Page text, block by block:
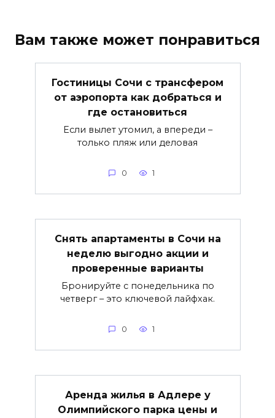
Вам также может понравиться
Гостиницы Сочи с трансфером
от аэропорта как добраться и
где остановиться
Если вылет утомил, а впереди –
только пляж или деловая
0 1
Снять апартаменты в Сочи на
неделю выгодно акции и
проверенные варианты
Бронируйте с понедельника по
четверг – это ключевой лайфхак.
0 1
Аренда жилья в Адлере у
Олимпийского парка цены и